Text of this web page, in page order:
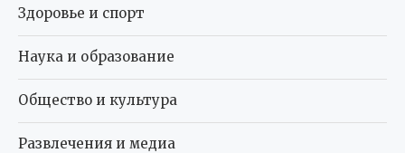
Здоровье и спорт
Наука и образование
Общество и культура
Развлечения и медиа